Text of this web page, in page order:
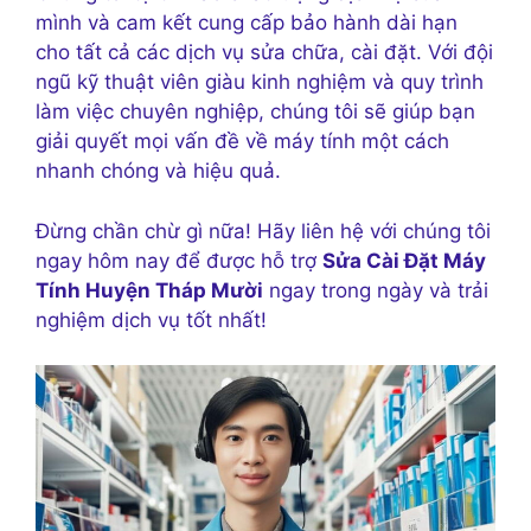
mình và cam kết cung cấp bảo hành dài hạn
cho tất cả các dịch vụ sửa chữa, cài đặt. Với đội
ngũ kỹ thuật viên giàu kinh nghiệm và quy trình
làm việc chuyên nghiệp, chúng tôi sẽ giúp bạn
giải quyết mọi vấn đề về máy tính một cách
nhanh chóng và hiệu quả.
Đừng chần chừ gì nữa! Hãy liên hệ với chúng tôi
ngay hôm nay để được hỗ trợ Sửa Cài Đặt Máy
Tính Huyện Tháp Mười ngay trong ngày và trải
nghiệm dịch vụ tốt nhất!